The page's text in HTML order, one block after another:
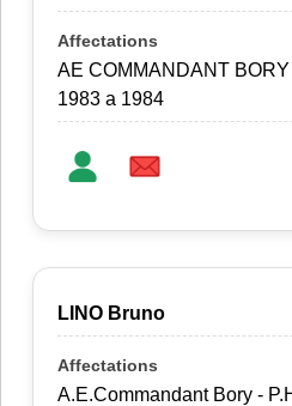
AE COMMANDANT BORY
1983 a 1984
LINO Bruno
A.E.Commandant Bory -